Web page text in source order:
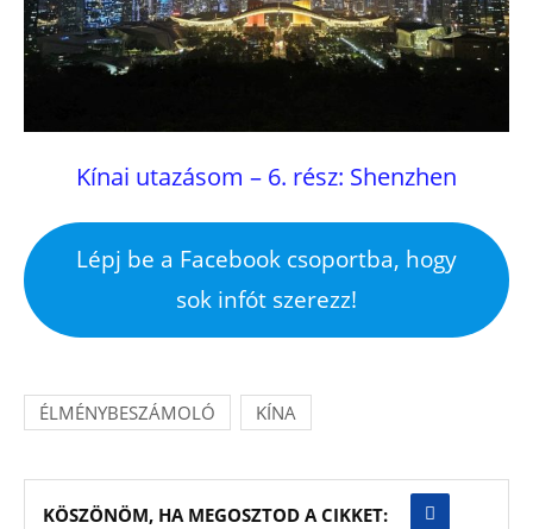
Kínai utazásom – 6. rész: Shenzhen
Lépj be a Facebook csoportba, hogy
sok infót szerezz!
ÉLMÉNYBESZÁMOLÓ KÍNA
KÖSZÖNÖM, HA MEGOSZTOD A CIKKET: